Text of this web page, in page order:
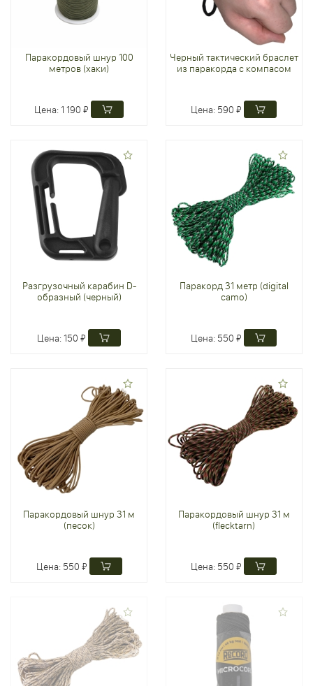
Паракордовый шнур 100
метров (хаки)
Цена:1 190 ₽
Черный тактический браслет
из паракорда с компасом
Цена: 590 ₽
Разгрузочный карабин D-
образный (черный)
Цена:150 ₽
Паракорд 31 метр (digital
camo)
Цена: 550 ₽
Паракордовый шнур 31 м
(песок)
Цена: 550 ₽
Паракордовый шнур 31 м
(flecktarn)
Цена: 550 ₽